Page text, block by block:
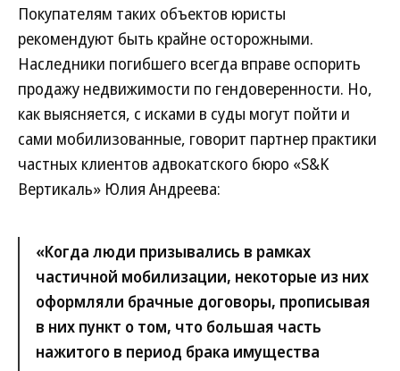
Покупателям таких объектов юристы
рекомендуют быть крайне осторожными.
Наследники погибшего всегда вправе оспорить
продажу недвижимости по гендоверенности. Но,
как выясняется, с исками в суды могут пойти и
сами мобилизованные, говорит партнер практики
частных клиентов адвокатского бюро «S&K
Вертикаль» Юлия Андреева:
«Когда люди призывались в рамках
частичной мобилизации, некоторые из них
оформляли брачные договоры, прописывая
в них пункт о том, что большая часть
нажитого в период брака имущества